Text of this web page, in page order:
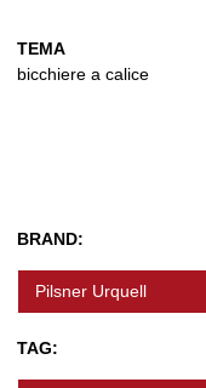
TEMA
bicchiere a calice
BRAND:
Pilsner Urquell
TAG: